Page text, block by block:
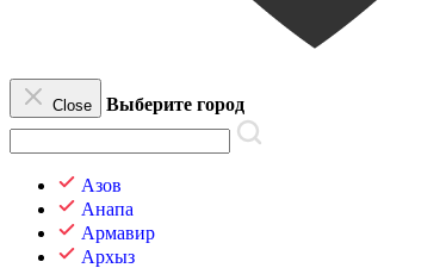
Close Выберите город
Азов
Анапа
Армавир
Архыз